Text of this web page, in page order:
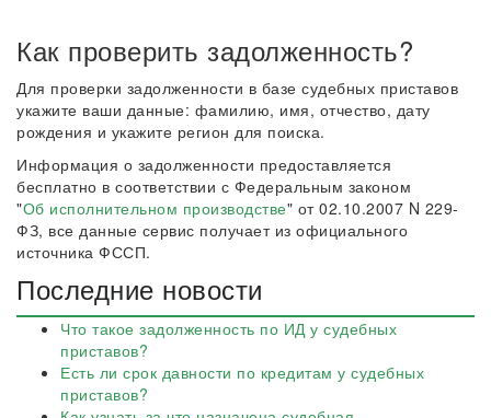
Как проверить задолженность?
Для проверки задолженности в базе судебных приставов
укажите ваши данные: фамилию, имя, отчество, дату
рождения и укажите регион для поиска.
Информация о задолженности предоставляется
бесплатно в соответствии с Федеральным законом
"Об исполнительном производстве" от 02.10.2007 N 229-
ФЗ, все данные сервис получает из официального
источника ФССП.
Последние новости
Что такое задолженность по ИД у судебных
приставов?
Есть ли срок давности по кредитам у судебных
приставов?